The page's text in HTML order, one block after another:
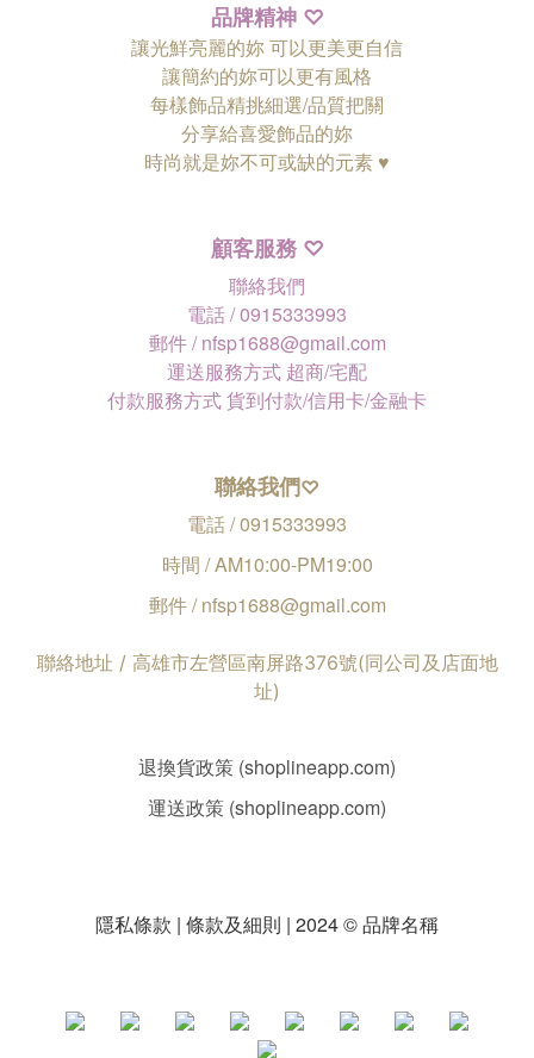
品牌精神 ♡
讓光鮮亮麗的妳 可以更美更自信
讓簡約的妳可以更有風格
每樣飾品精挑細選/品質把關
分享給喜愛飾品的妳
時尚就是妳不可或缺的元素 ♥
顧客服務 ♡
聯絡我們
電話 / 0915333993
郵件 / nfsp1688@gmail.com
運送服務方式 超商/宅配
付款服務方式 貨到付款/信用卡/金融卡
聯絡我們♡
電話 / 0915333993
時間 / AM10:00-PM19:00
郵件 / nfsp1688@gmail.com
聯絡地址 / 高雄市左營區南屏路376號(同公司及店面地
址)
退換貨政策 (shoplineapp.com)
運送政策 (shoplineapp.com)
隱私條款 | 條款及細則 | 2024 © 品牌名稱